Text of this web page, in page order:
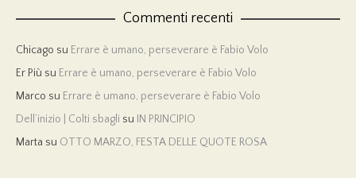
Commenti recenti
Chicago su Errare è umano, perseverare è Fabio Volo
Er Più su Errare è umano, perseverare è Fabio Volo
Marco su Errare è umano, perseverare è Fabio Volo
Dell’inizio | Colti sbagli su IN PRINCIPIO
Marta su OTTO MARZO, FESTA DELLE QUOTE ROSA